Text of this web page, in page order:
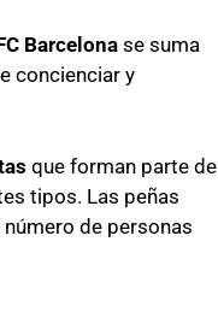
Barcelona se suma
concienciar y
que forman parte de
tipos. Las peñas
de personas